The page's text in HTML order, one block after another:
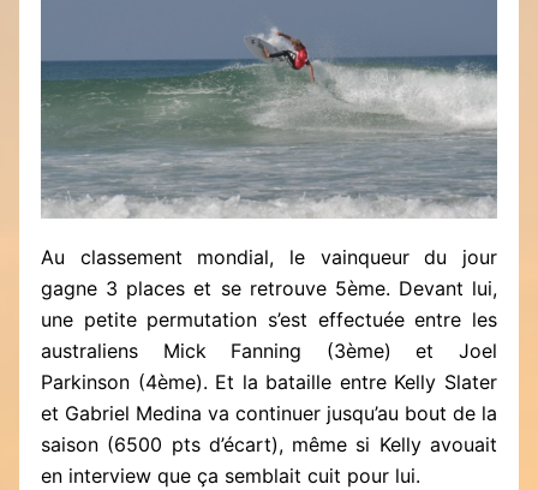
Au classement mondial, le vainqueur du jour
gagne 3 places et se retrouve 5ème. Devant lui,
une petite permutation s’est effectuée entre les
australiens Mick Fanning (3ème) et Joel
Parkinson (4ème). Et la bataille entre Kelly Slater
et Gabriel Medina va continuer jusqu’au bout de la
saison (6500 pts d’écart), même si Kelly avouait
en interview que ça semblait cuit pour lui.